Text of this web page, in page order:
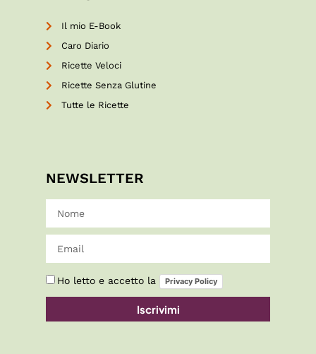
Il mio E-Book
Caro Diario
Ricette Veloci
Ricette Senza Glutine
Tutte le Ricette
NEWSLETTER
Ho letto e accetto la Privacy Policy
Iscrivimi